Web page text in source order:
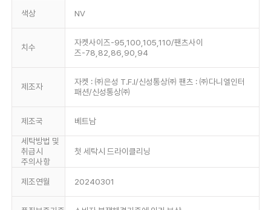
색상 NV
치수
자켓사이즈-95,100,105,110/팬츠사이
즈-78,82,86,90,94
제조자
자켓 : ㈜은성 T.F.I/신성통상㈜ 팬츠 : ㈜다니엘인터
패션/신성통상㈜
제조국 베트남
세탁방법 및
취급시
주의사항
첫 세탁시 드라이클리닝
제조연월 20240301